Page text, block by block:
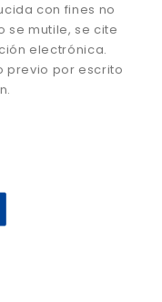
con fines no
se mutile, se cite
electrónica.
previo por escrito